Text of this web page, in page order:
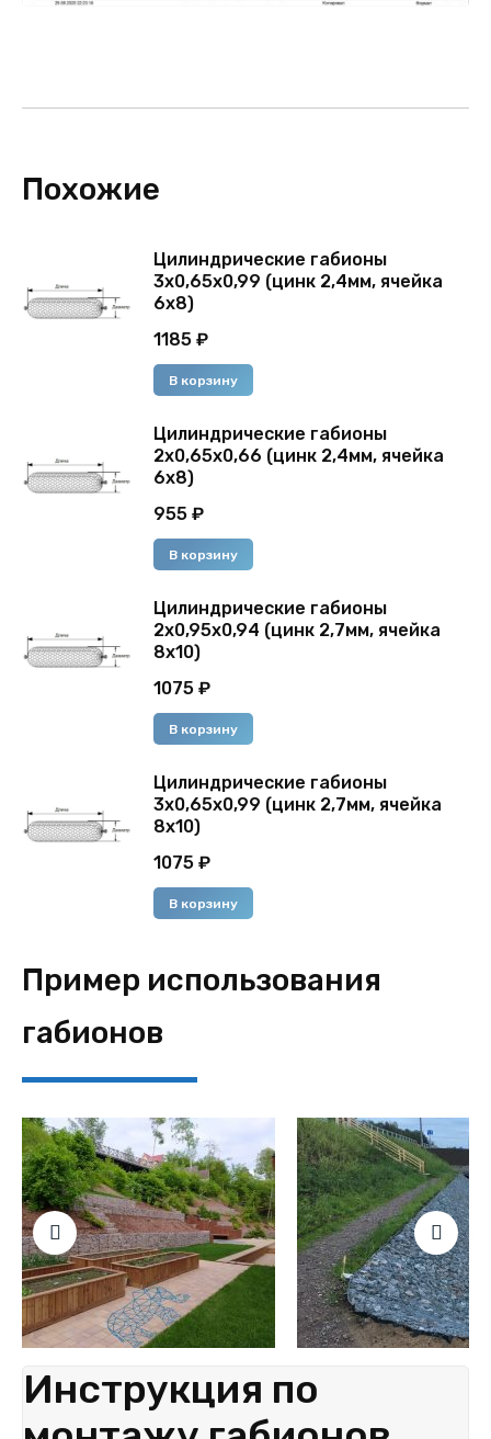
Похожие
Цилиндрические габионы
3х0,65х0,99 (цинк 2,4мм, ячейка
6х8)
1185 ₽
В корзину
Цилиндрические габионы
2х0,65х0,66 (цинк 2,4мм, ячейка
6х8)
955 ₽
В корзину
Цилиндрические габионы
2х0,95х0,94 (цинк 2,7мм, ячейка
8х10)
1075 ₽
В корзину
Цилиндрические габионы
3х0,65х0,99 (цинк 2,7мм, ячейка
8х10)
1075 ₽
В корзину
Пример использования
габионов
Инструкция по